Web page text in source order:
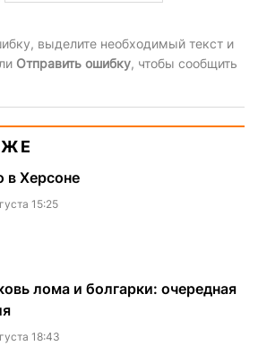
выделите необходимый текст и
Отправить ошибку, чтобы сообщить
в Херсоне
15:25
лома и болгарки: очередная
18:43